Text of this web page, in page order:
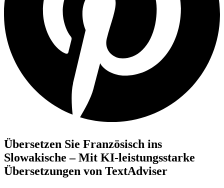
Übersetzen Sie Französisch ins
Slowakische – Mit KI-leistungsstarke
Übersetzungen von TextAdviser